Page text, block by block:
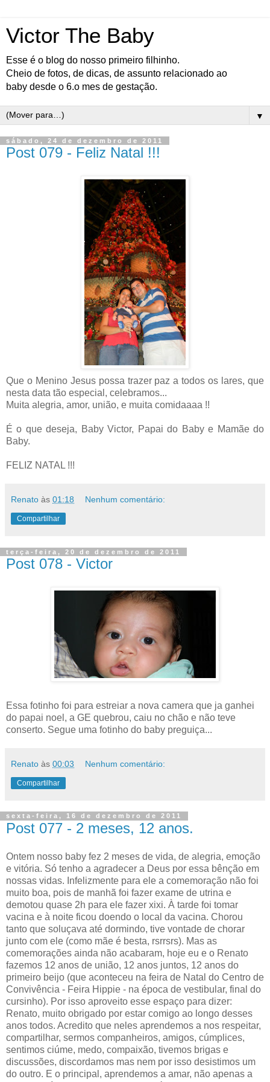
Victor The Baby
Esse é o blog do nosso primeiro filhinho.
Cheio de fotos, de dicas, de assunto relacionado ao
baby desde o 6.o mes de gestação.
▼
sábado, 24 de dezembro de 2011
Post 079 - Feliz Natal !!!
Que o Menino Jesus possa trazer paz a todos os lares, que
nesta data tão especial, celebramos...
Muita alegria, amor, união, e muita comidaaaa !!
É o que deseja, Baby Victor, Papai do Baby e Mamãe do
Baby.
FELIZ NATAL !!!
Renato às 01:18 Nenhum comentário:
Compartilhar
terça-feira, 20 de dezembro de 2011
Post 078 - Victor
Essa fotinho foi para estreiar a nova camera que ja ganhei
do papai noel, a GE quebrou, caiu no chão e não teve
conserto. Segue uma fotinho do baby preguiça...
Renato às 00:03 Nenhum comentário:
Compartilhar
sexta-feira, 16 de dezembro de 2011
Post 077 - 2 meses, 12 anos.
Ontem nosso baby fez 2 meses de vida, de alegria, emoção
e vitória. Só tenho a agradecer a Deus por essa bênção em
nossas vidas. Infelizmente para ele a comemoração não foi
muito boa, pois de manhã foi fazer exame de utrina e
demotou quase 2h para ele fazer xixi. À tarde foi tomar
vacina e à noite ficou doendo o local da vacina. Chorou
tanto que soluçava até dormindo, tive vontade de chorar
junto com ele (como mãe é besta, rsrrsrs). Mas as
comemorações ainda não acabaram, hoje eu e o Renato
fazemos 12 anos de união, 12 anos juntos, 12 anos do
primeiro beijo (que aconteceu na feira de Natal do Centro de
Convivência - Feira Hippie - na época de vestibular, final do
cursinho). Por isso aproveito esse espaço para dizer:
Renato, muito obrigado por estar comigo ao longo desses
anos todos. Acredito que neles aprendemos a nos respeitar,
compartilhar, sermos companheiros, amigos, cúmplices,
sentimos ciúme, medo, compaixão, tivemos brigas e
discussões, discordamos mas nem por isso desistimos um
do outro. E o principal, aprendemos a amar, não apenas a